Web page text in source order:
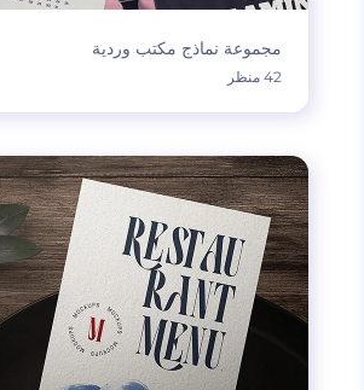
مجموعة نماذج مكتب وردية
42 منظر